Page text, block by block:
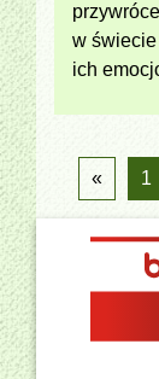
w świecie
ich
« 1